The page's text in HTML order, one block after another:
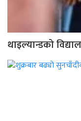
थाइल्यान्डको